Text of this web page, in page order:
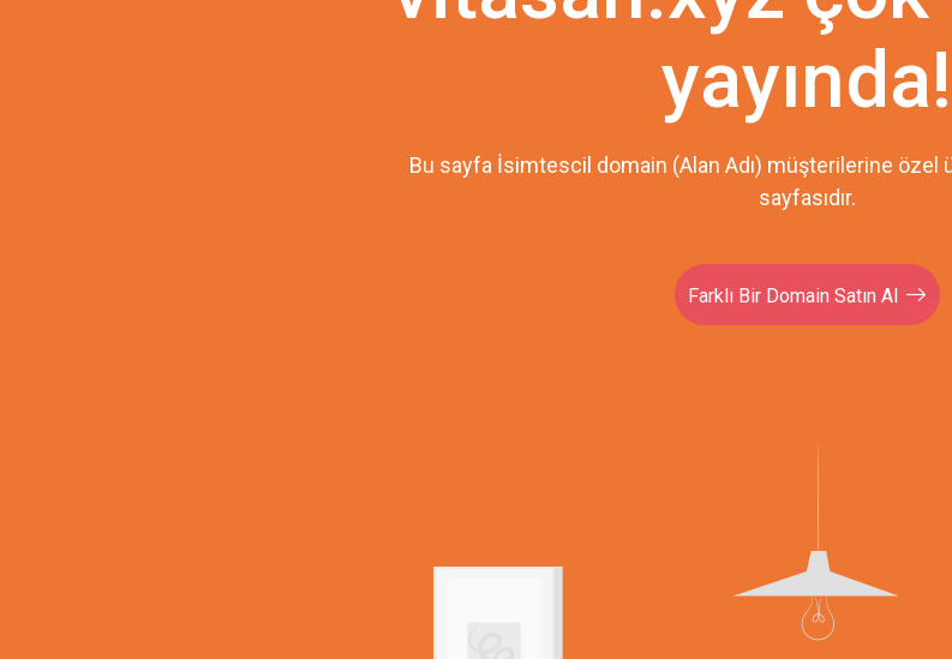
yayında!
Bu sayfa İsimtescil domain (Alan Adı) müşterilerine özel
sayfasıdır.
Farklı Bir Domain Satın Al